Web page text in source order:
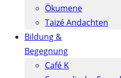
Ökumene
Taizé Andachten
Bildung &
Begegnung
Café K